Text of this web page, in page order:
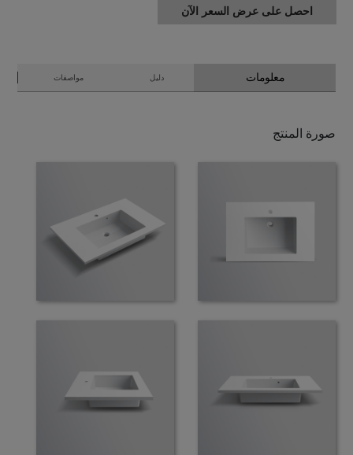
احصل على عرض السعر الآن
معلومات دليل مواصفات
صورة المنتج